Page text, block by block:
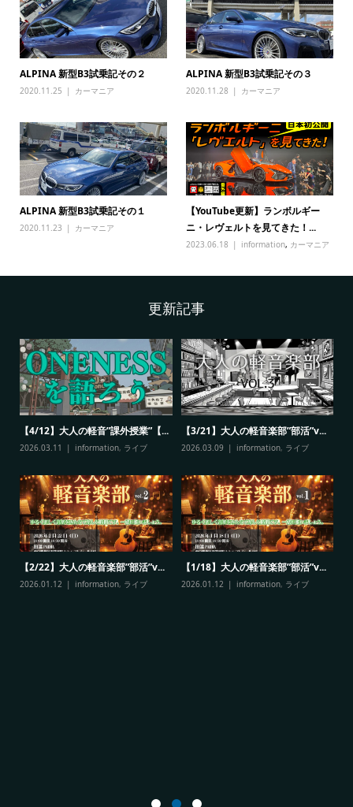
ALPINA 新型B3試乗記その２
2020.11.25 カーマニア
ALPINA 新型B3試乗記その３
2020.11.28 カーマニア
ALPINA 新型B3試乗記その１
2020.11.23 カーマニア
【YouTube更新】ランボルギー
ニ・レヴェルトを見てきた！...
2023.06.18 information, カーマニア
更新記事
【4/12】大人の軽音”課外授業”【...
2026.03.11 information, ライブ
【3/21】大人の軽音楽部”部活”v...
2026.03.09 information, ライブ
【2/22】大人の軽音楽部”部活”v...
2026.01.12 information, ライブ
【1/18】大人の軽音楽部”部活”v...
2026.01.12 information, ライブ